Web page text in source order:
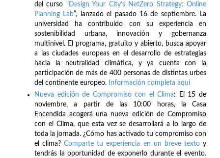
del curso “Design Your City’s NetZero Strategy: Online
Planning Lab”, lanzado el pasado 16 de septiembre. La
universidad ha contribuido con su experiencia en
sostenibilidad urbana, innovación y gobernanza
multinivel. El programa, gratuito y abierto, busca apoyar
a las ciudades europeas en el desarrollo de estrategias
hacia la neutralidad climática, y ya cuenta con la
participación de más de 400 personas de distintas urbes
del continente europeo.
Información completa aquí
Nueva edición de Compromiso con el Clima: El 15 de
noviembre, a partir de las 10:00 horas, la Casa
Encendida acogerá una nueva edición de Compromiso
con el Clima, que esta vez se desarrollará a lo largo de
toda la jornada. ¿Cómo has activado tu compromiso con
el clima?Comparte tu experiencia en un breve textoy
tendrás la oportunidad de exponerlo durante el evento.